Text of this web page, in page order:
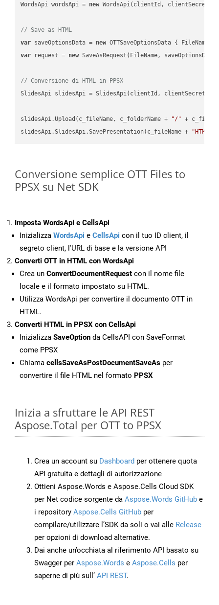
WordsApi wordsApi = new WordsApi(clientId, clientSecret);
// Save as HTML
var saveOptionsData = new OTTSaveOptionsData { FileName =
var request = new SaveAsRequest(FileName,
// Conversione di HTML in PPSX
SlidesApi slidesApi = SlidesApi(clientId, clientSecret);
slidesApi.Upload(c_fileName, c_folderName + "/" +
slidesApi.SlidesApi.SavePresentation(c_fileName +
"HTML"
Conversione semplice OTT Files to
PPSX su Net SDK
Imposta WordsApi e CellsApi
Inizializza WordsApi e CellsApi con il tuo ID client, il
segreto client, l’URL di base e la versione API
Converti OTT in HTML con WordsApi
Crea un ConvertDocumentRequest con il nome file
locale e il formato impostato su HTML.
Utilizza WordsApi per convertire il documento OTT in
HTML.
Converti HTML in PPSX con CellsApi
Inizializza SaveOption da CellsAPI con SaveFormat
come PPSX
Chiama cellsSaveAsPostDocumentSaveAs per
convertire il file HTML nel formato PPSX
Inizia a sfruttare le API REST
Aspose.Total per OTT to PPSX
Crea un account su Dashboard per ottenere quota
API gratuita e dettagli di autorizzazione
Ottieni Aspose.Words e Aspose.Cells Cloud SDK
per Net codice sorgente da Aspose.Words GitHub e
i repository Aspose.Cells GitHub per
compilare/utilizzare l’SDK da soli o vai alle Release
per opzioni di download alternative.
Dai anche un’occhiata al riferimento API basato su
Swagger per Aspose.Words e Aspose.Cells per
saperne di più sull’ API REST.